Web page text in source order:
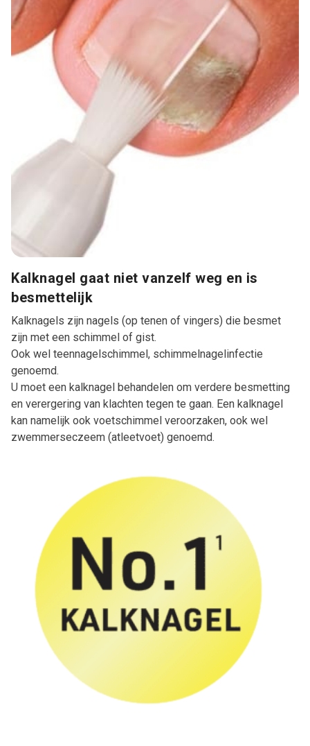
Kalknagel gaat niet vanzelf weg en is
besmettelijk
Kalknagels zijn nagels (op tenen of vingers) die besmet
zijn met een schimmel of gist.
Ook wel teennagelschimmel, schimmelnagelinfectie
genoemd.
U moet een kalknagel behandelen om verdere besmetting
en verergering van klachten tegen te gaan. Een kalknagel
kan namelijk ook voetschimmel veroorzaken, ook wel
zwemmerseczeem (atleetvoet) genoemd.